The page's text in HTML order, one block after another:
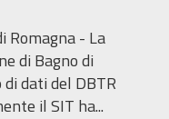
Romagna - La
di Bagno di
dati del DBTR
il SIT ha...